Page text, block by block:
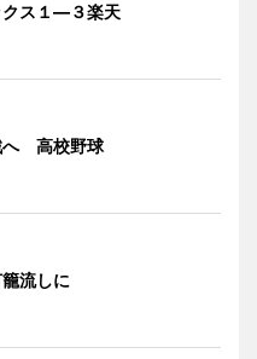
クス１―３楽天
へ 高校野球
流しに